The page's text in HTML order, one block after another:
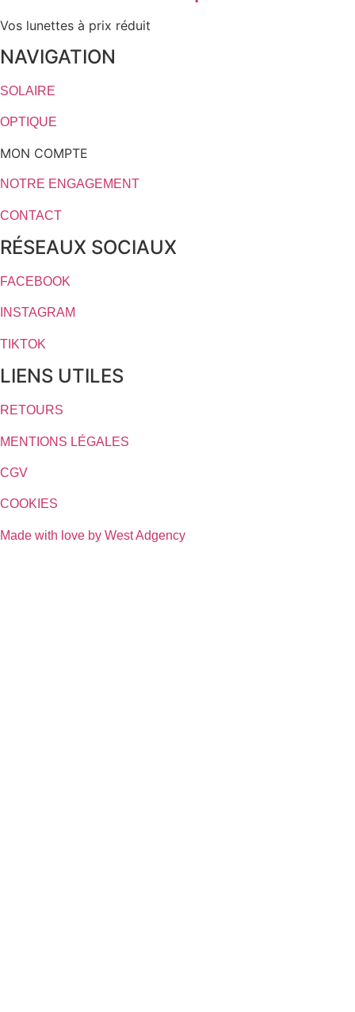
Vos lunettes à prix réduit
NAVIGATION
SOLAIRE
OPTIQUE
MON COMPTE
NOTRE ENGAGEMENT
CONTACT
RÉSEAUX SOCIAUX
FACEBOOK
INSTAGRAM
TIKTOK
LIENS UTILES
RETOURS
MENTIONS LÉGALES
CGV
COOKIES
Made with love by West Adgency